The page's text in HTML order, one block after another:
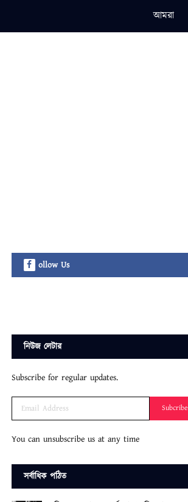
আমরা
ollow Us
নিউজ লেটার
Subscribe for regular updates.
Subcribe
You can unsubscribe us at any time
সর্বাধিক পঠিত